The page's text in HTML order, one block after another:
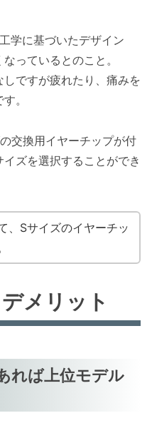
学に基づいたデザイン
っているとのこと。
ですが疲れたり、痛みを
。
交換用イヤーチップが付
ズを選択することができ
、Sサイズのイヤーチッ
メリット
れば上位モデル